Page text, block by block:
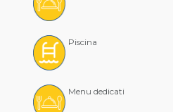
Piscina
Menu dedicati